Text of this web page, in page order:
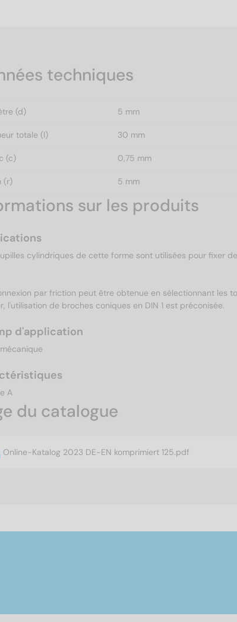
techniques
(d) 5 mm
totale (l) 30 mm
(c) 0,75 mm
(r) 5 mm
sur les produits
cylindriques de cette forme sont utilisées pour fixer
par friction peut être obtenue en sélectionnant les
l'utilisation de broches coniques en DIN 1 est préconisée.
d'application
A
du catalogue
Online-Katalog 2023 DE-EN komprimiert 125.pdf